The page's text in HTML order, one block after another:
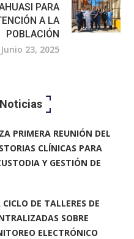
PARA
A LA
POBLACIÓN
Junio 23, 2025
PRIMERA REUNIÓN DEL
CLÍNICAS PARA
Y GESTIÓN DE
DE TALLERES DE
SOBRE
ELECTRÓNICO